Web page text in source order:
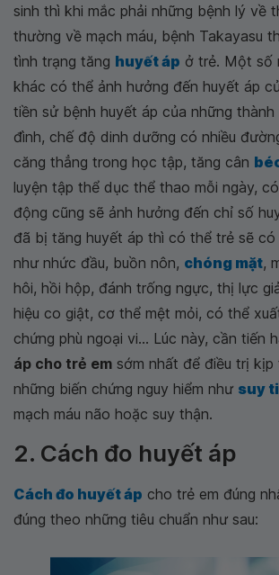
sinh thì khi mắc phải những bệnh lý về
thường về mạch máu, bệnh Takayasu
tình trạng tăng huyết áp ở trẻ. Một số
khác có thể ảnh hưởng đến huyết áp
tiền sử bệnh huyết áp của những thành
đình, chế độ dinh dưỡng có nhiều
căng thẳng trong học tập, tăng cân
luyện tập thể dục thể thao mỗi ngày,
động cũng sẽ ảnh hưởng đến chỉ số
đã bị tăng huyết áp thì có thể trẻ sẽ có
như nhức đầu, buồn nôn, chóng mặt,
hôi, hồi hộp, đánh trống ngực, thị lực
hiệu co giật, cơ thể mệt mỏi, có thể
chứng phù ngoại vi... Lúc này, cần tiến
áp cho trẻ em sớm nhất để điều trị kịp
những biến chứng nguy hiểm như suy
mạch máu não hoặc suy thận.
2. Cách đo huyết áp
Cách đo huyết áp cho trẻ em đúng
đúng theo những tiêu chuẩn như sau: